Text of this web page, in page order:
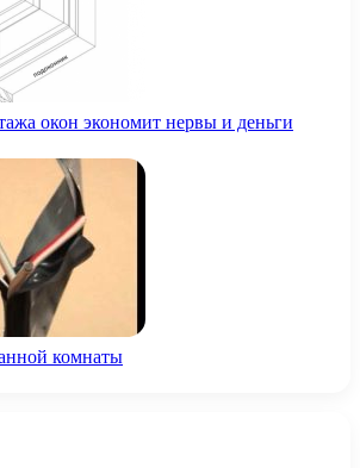
окон экономит нервы и деньги
комнаты